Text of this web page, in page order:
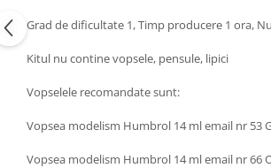
Grad de dificultate 1, Timp producere 1 ora,
Kitul nu contine vopsele, pensule, lipici
Vopselele recomandate sunt:
Vopsea modelism Humbrol 14 ml email nr 53
Vopsea modelism Humbrol 14 ml email nr 66